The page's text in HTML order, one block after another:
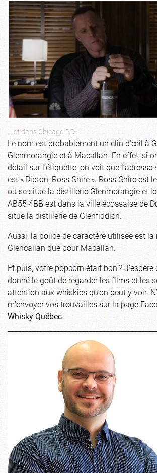
… et dans Chicago P.D.
Le nom est probablement un clin d’œil à
Glenmorangie et à Macallan. En effet, si
détail sur l’étiquette, on voit que
est « Dipton, Ross-Shire ». Ross-Shire est
où se situe la distillerie Glenmorangie et
AB55 4BB est dans la ville écossaise de
situe la distillerie de Glenfiddich.
Aussi, la police de caractère utilisée est la
Glencallan que pour Macallan.
Et puis, votre popcorn était bon ?
donné le goût de regarder les films et les
attention aux whiskies qu’on peut y voir.
m’envoyer vos trouvailles sur la page
Whisky Québec.